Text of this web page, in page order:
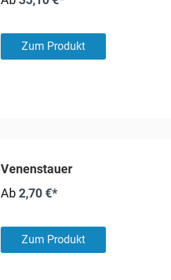
Zum Produkt
Venenstauer
Ab2,70 €*
Zum Produkt